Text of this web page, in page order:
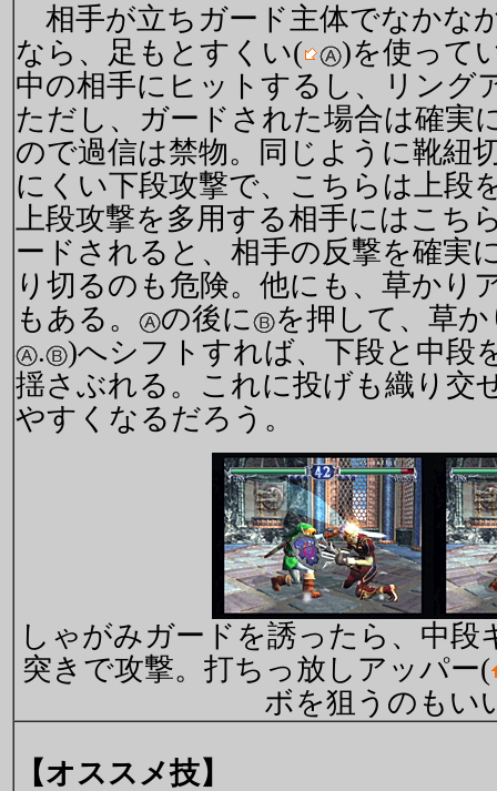
相手が立ちガード主体でなかな
なら、足もとすくい(
)を使って
中の相手にヒットするし、リング
ただし、ガードされた場合は確実
ので過信は禁物。同じように靴紐
にくい下段攻撃で、こちらは上段
上段攻撃を多用する相手にはこち
ードされると、相手の反撃を確実
り切るのも危険。他にも、草かり
もある。
の後に
を押して、草
.
)へシフトすれば、下段と中段
揺さぶれる。これに投げも織り交
やすくなるだろう。
しゃがみガードを誘ったら、中段
突きで攻撃。打ちっ放しアッパー(
ボを狙うのもい
【オススメ技】